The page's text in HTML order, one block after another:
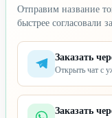
Отправим название
быстрее согласовали
Заказать
Открыть чат с
Заказать